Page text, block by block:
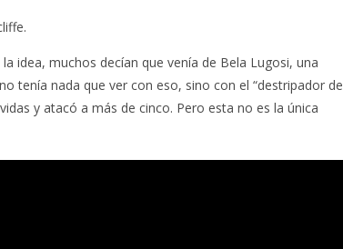
idea, muchos decían que venía de Bela Lugosi, una
tenía nada que ver con eso, sino con el “destripador de
y atacó a más de cinco. Pero esta no es la única